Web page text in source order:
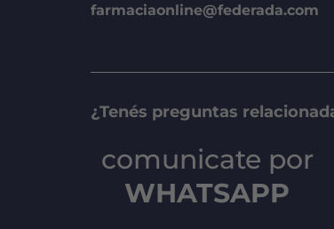
página
farmaciaonline@federada.com
¿Tenés preguntas
comunicate por
WHATSAPP